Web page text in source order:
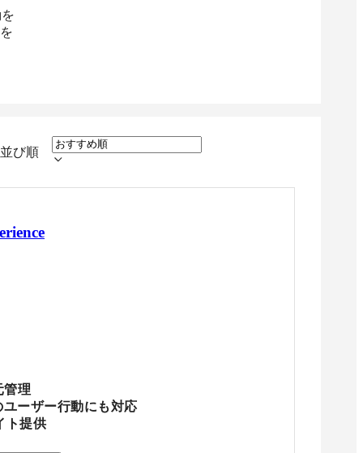
並び順
管理
ーザー行動にも対応
ト提供